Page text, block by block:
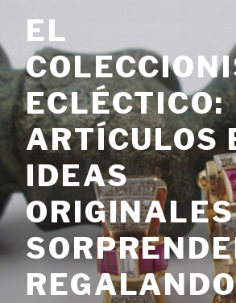
contenido
EL
ECLÉCTICO:
ARTÍCULOS
IDEAS
REGALANDO